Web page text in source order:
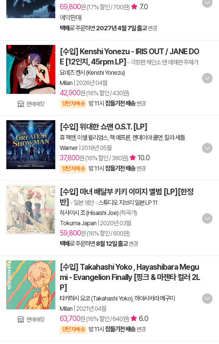
69,800원 (17% 할인 / 700원)
7.0
예약판매
택배로 주문하면 2027년 4월 7일 출고 변경
판매매장
[수입] Kenshi Yonezu - IRIS OUT / JANE DO
E [12인치, 45rpm LP] - 극장판 체인소 맨 레제편 주제가
요네즈 켄시 (Kenshi Yonezu)
Milan 2026년 04월
42,900원 (16% 할인 / 430원)
양탄자배송 밤 11시 잠들기전 배송 변경
[수입] 위대한 쇼맨 O.S.T. [LP]
휴 잭맨, 미셸 윌리엄스, 잭 애프론, 젠데이아 콜먼 킬라 세틀
Warner 2018년 05월
37,800원 (16% 할인 / 380원) 10.0
양탄자배송 밤 11시 잠들기전 배송 변경
[수입] 마녀 배달부 키키 이미지 앨범 [LP][한정
반] - 일본 생산-스튜디오 지브리 일본 LP 11
히사이시 조 (Hisaishi Joe) (작곡가)
Tokuma Japan 2020년 03월
59,800원 (16% 할인 / 600원)
택배로 주문하면 8월 12일 출고 변경
판매매장
[수입] Takahashi Yoko , Hayashibara Megu
mi - Evangelion Finally [핑크 & 마젠타 컬러 2L
P]
타카하시 요코 (Takahashi Yoko) 하야시바라 메구미
Milan 2021년 04월
63,700원 (16% 할인 / 640원) 6.0
양탄자배송 밤 11시 잠들기전 배송 변경